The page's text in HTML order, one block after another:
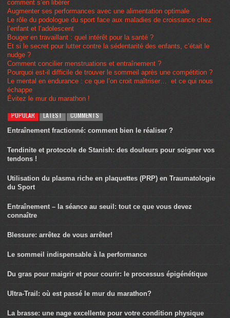
comment s’en libérer
Augmenter ses performances avec une alimentation optimale
Le rôle du podologue du sport face aux maladies de croissance chez
l’enfant et l’adolescent
Bouger en travaillant : quel intérêt pour la santé ?
Et si le secret pour lutter contre la sédentarité des enfants, c’était le
nudge ?
Comment concilier menstruations et entraînement ?
Pourquoi est-il difficile de trouver le sommeil après une compétition ?
Le mental en endurance : ce que l’on croit maîtriser… et ce qui nous
échappe
Évitez le mur du marathon !
POPULAR LATEST COMMENTS
Entraînement fractionné: comment bien le réaliser ?
Tendinite et protocole de Stanish: des douleurs pour soigner vos
tendons !
Utilisation du plasma riche en plaquettes (PRP) en Traumatologie
du Sport
Entraînement – la séance au seuil: tout ce que vous devez
connaître
Blessure: arrêtez de vous arrêter!
Le sommeil indispensable à la performance
Du gras pour maigrir et pour courir: le processus épigénétique
Ultra-Trail: où est passé le mur du marathon?
La brasse: une nage excellente pour votre condition physique